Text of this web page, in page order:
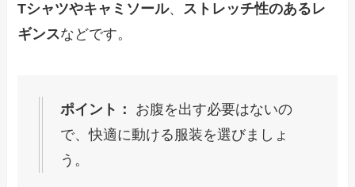
Tシャツやキャミソール、 ストレッチ性のあるレ
ギンスなどです。
ポイント：
お腹を出す必要はないの
で、快適に動ける服装を選びましょ
う。